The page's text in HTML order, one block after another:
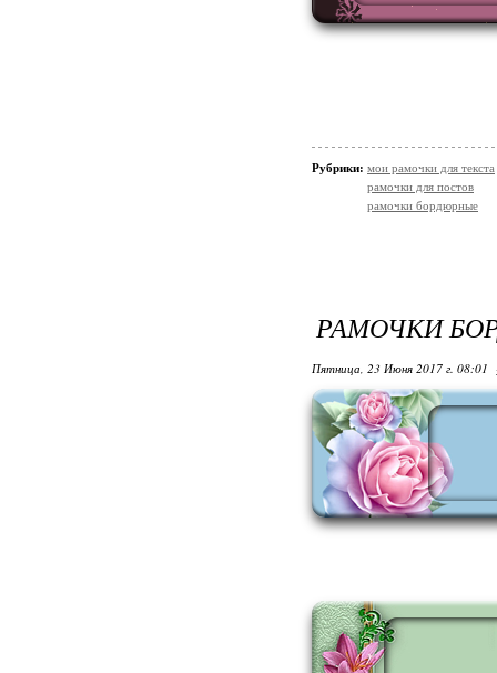
Рубрики: мои рамочки для текста
рамочки для постов
рамочки бордюрные
РАМОЧКИ
Пятница, 23 Июня 2017 г. 08:01